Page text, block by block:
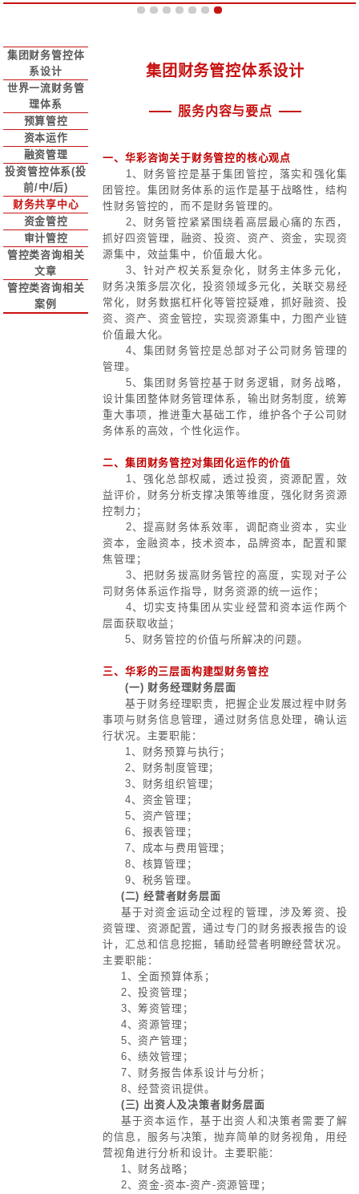
山东某消费品生产集团
管控体系梳理及财务管控咨询项
华彩从企业系统全景出发，为山东某消费品生产集团
团管控平台，理顺集团管控条线。同时通过财务管控
正解决集团财务控制力的问题。构建完善财务制度
组织与人员管理体系、资金管理体系、会计核算与合
管理会计与财务分析管理体系、投资管理体系等，
集中管理体系。
集团财务管控体
系设计
世界一流财务管
投资管控体系(投
管控类咨询相关
管控类咨询相关
集团财务管控体系
一、华彩咨询关于财务管控的核心观
团管控。集团财务体系的运作是基于
性财务管控的，而不是财务管理的。
2、财务管控紧紧围绕着高层最
抓好四资管理，融资、投资、资产、
源集中，效益集中，价值最大化。
3、针对产权关系复杂化，财务
财务决策多层次化，投资领域多元化
常化，财务数据杠杆化等管控疑难，
资、资产、资金管控，实现资源集中
价值最大化。
4、集团财务管控是总部对子公
管理。
5、集团财务管控基于财务逻辑
设计集团整体财务管理体系，输出财
重大事项，推进重大基础工作，维护
务体系的高效，个性化运作。
二、集团财务管控对集团化运作的价
1、强化总部权威，透过投资，
益评价，财务分析支撑决策等维度，
控制力；
2、提高财务体系效率，调配商
资本，金融资本，技术资本，品牌资
焦管理；
3、把财务拔高财务管控的高度
司财务体系运作指导，财务资源的统
4、切实支持集团从实业经营和
层面获取收益；
5、财务管控的价值与所解决的问
三、华彩的三层面构建型财务管控
(一) 财务经理财务层面
基于财务经理职责，把握企业发
事项与财务信息管理，通过财务信息
行状况。主要职能：
1、财务预算与执行；
2、财务制度管理；